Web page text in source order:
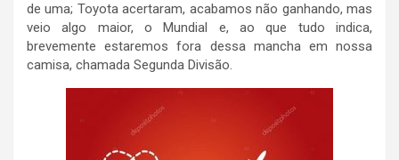
de uma; Toyota acertaram, acabamos não ganhando, mas
veio algo maior, o Mundial e, ao que tudo indica,
brevemente estaremos fora dessa mancha em nossa
camisa, chamada Segunda Divisão.